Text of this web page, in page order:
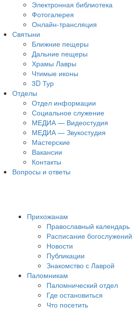
Электронная библиотека
Фотогалерея
Онлайн-трансляция
Святыни
Ближние пещеры
Дальние пещеры
Храмы Лавры
Чтимые иконы
3D Тур
Отделы
Отдел информации
Социальное служение
МЕДИА — Видеостудия
МЕДИА — Звукостудия
Мастерские
Вакансии
Контакты
Вопросы и ответы
Прихожанам
Православный календарь
Расписание богослужений
Новости
Публикации
Знакомство с Лаврой
Паломникам
Паломнический отдел
Где остановиться
Что посетить